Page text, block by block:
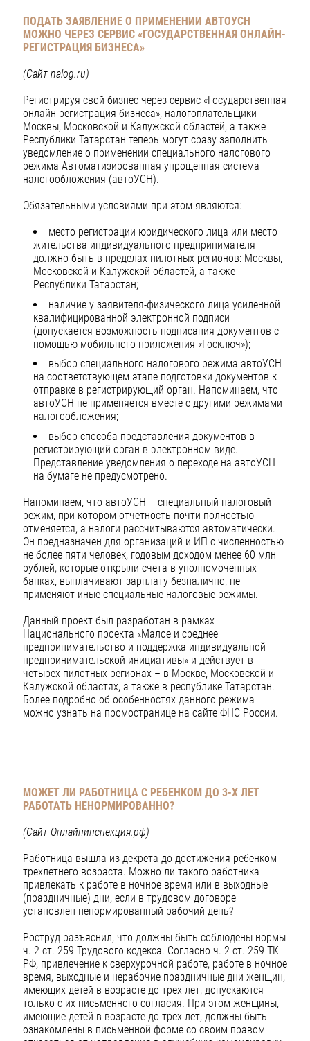
ПОДАТЬ ЗАЯВЛЕНИЕ О ПРИМЕНЕНИИ АВТОУСН
МОЖНО ЧЕРЕЗ СЕРВИС «ГОСУДАРСТВЕННАЯ ОНЛАЙН-
РЕГИСТРАЦИЯ БИЗНЕСА»
(Сайт nalog.ru)
Регистрируя свой бизнес через сервис «Государственная
онлайн-регистрация бизнеса», налогоплательщики
Москвы, Московской и Калужской областей, а также
Республики Татарстан теперь могут сразу заполнить
уведомление о применении специального налогового
режима Автоматизированная упрощенная система
налогообложения (автоУСН).
Обязательными условиями при этом являются:
место регистрации юридического лица или место
жительства индивидуального предпринимателя
должно быть в пределах пилотных регионов: Москвы,
Московской и Калужской областей, а также
Республики Татарстан;
наличие у заявителя-физического лица усиленной
квалифицированной электронной подписи
(допускается возможность подписания документов с
помощью мобильного приложения «Госключ»);
выбор специального налогового режима автоУСН
на соответствующем этапе подготовки документов к
отправке в регистрирующий орган. Напоминаем, что
автоУСН не применяется вместе с другими режимами
налогообложения;
выбор способа представления документов в
регистрирующий орган в электронном виде.
Представление уведомления о переходе на автоУСН
на бумаге не предусмотрено.
Напоминаем, что автоУСН – специальный налоговый
режим, при котором отчетность почти полностью
отменяется, а налоги рассчитываются автоматически.
Он предназначен для организаций и ИП с численностью
не более пяти человек, годовым доходом менее 60 млн
рублей, которые открыли счета в уполномоченных
банках, выплачивают зарплату безналично, не
применяют иные специальные налоговые режимы.
Данный проект был разработан в рамках
Национального проекта «Малое и среднее
предпринимательство и поддержка индивидуальной
предпринимательской инициативы» и действует в
четырех пилотных регионах – в Москве, Московской и
Калужской областях, а также в республике Татарстан.
Более подробно об особенностях данного режима
можно узнать на промостранице на сайте ФНС России.
МОЖЕТ ЛИ РАБОТНИЦА С РЕБЕНКОМ ДО 3-Х ЛЕТ
РАБОТАТЬ НЕНОРМИРОВАННО?
(Сайт Онлайнинспекция.рф)
Работница вышла из декрета до достижения ребенком
трехлетнего возраста. Можно ли такого работника
привлекать к работе в ночное время или в выходные
(праздничные) дни, если в трудовом договоре
установлен ненормированный рабочий день?
Роструд разъяснил, что должны быть соблюдены нормы
ч. 2 ст. 259 Трудового кодекса. Согласно ч. 2 ст. 259 ТК
РФ, привлечение к сверхурочной работе, работе в ночное
время, выходные и нерабочие праздничные дни женщин,
имеющих детей в возрасте до трех лет, допускаются
только с их письменного согласия. При этом женщины,
имеющие детей в возрасте до трех лет, должны быть
ознакомлены в письменной форме со своим правом